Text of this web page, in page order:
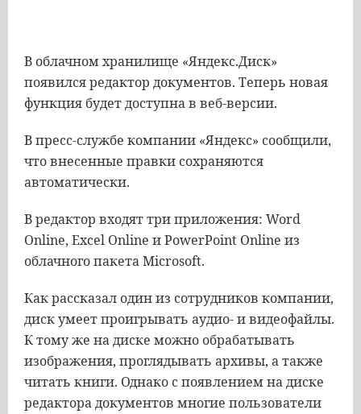
В облачном хранилище «Яндекс.Диск»
появился редактор документов. Теперь новая
функция будет доступна в веб-версии.
В пресс-службе компании «Яндекс» сообщили,
что внесенные правки сохраняются
автоматически.
В редактор входят три приложения: Word
Online, Excel Online и PowerPoint Online из
облачного пакета Microsoft.
Как рассказал один из сотрудников компании,
диск умеет проигрывать аудио- и видеофайлы.
К тому же на диске можно обрабатывать
изображения, проглядывать архивы, а также
читать книги. Однако с появлением на диске
редактора документов многие пользователи